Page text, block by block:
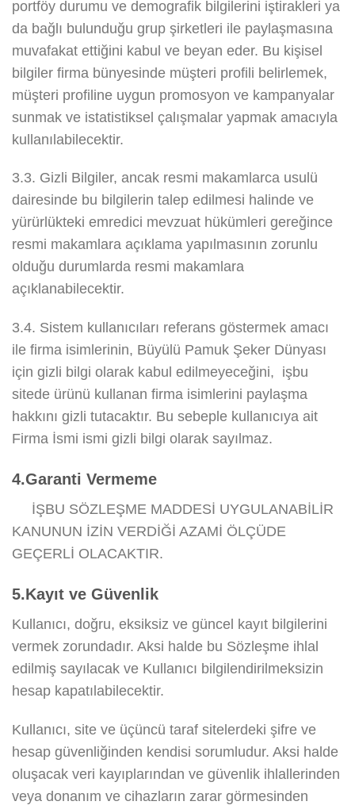
portföy durumu ve demografik bilgilerini iştirakleri ya
da bağlı bulunduğu grup şirketleri ile paylaşmasına
muvafakat ettiğini kabul ve beyan eder. Bu kişisel
bilgiler firma bünyesinde müşteri profili belirlemek,
müşteri profiline uygun promosyon ve kampanyalar
sunmak ve istatistiksel çalışmalar yapmak amacıyla
kullanılabilecektir.
3.3. Gizli Bilgiler, ancak resmi makamlarca usulü
dairesinde bu bilgilerin talep edilmesi halinde ve
yürürlükteki emredici mevzuat hükümleri gereğince
resmi makamlara açıklama yapılmasının zorunlu
olduğu durumlarda resmi makamlara
açıklanabilecektir.
3.4. Sistem kullanıcıları referans göstermek amacı
ile firma isimlerinin, Büyülü Pamuk Şeker Dünyası
için gizli bilgi olarak kabul edilmeyeceğini, işbu
sitede ürünü kullanan firma isimlerini paylaşma
hakkını gizli tutacaktır. Bu sebeple kullanıcıya ait
Firma İsmi ismi gizli bilgi olarak sayılmaz.
4.Garanti Vermeme
İŞBU SÖZLEŞME MADDESİ UYGULANABİLİR
KANUNUN İZİN VERDİĞİ AZAMİ ÖLÇÜDE
GEÇERLİ OLACAKTIR.
5.Kayıt ve Güvenlik
Kullanıcı, doğru, eksiksiz ve güncel kayıt bilgilerini
vermek zorundadır. Aksi halde bu Sözleşme ihlal
edilmiş sayılacak ve Kullanıcı bilgilendirilmeksizin
hesap kapatılabilecektir.
Kullanıcı, site ve üçüncü taraf sitelerdeki şifre ve
hesap güvenliğinden kendisi sorumludur. Aksi halde
oluşacak veri kayıplarından ve güvenlik ihlallerinden
veya donanım ve cihazların zarar görmesinden